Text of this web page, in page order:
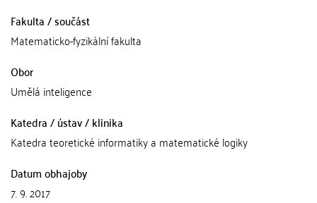
Fakulta / součást
Matematicko-fyzikální fakulta
Obor
Umělá inteligence
Katedra / ústav / klinika
Katedra teoretické informatiky a matematické logiky
Datum obhajoby
7. 9. 2017